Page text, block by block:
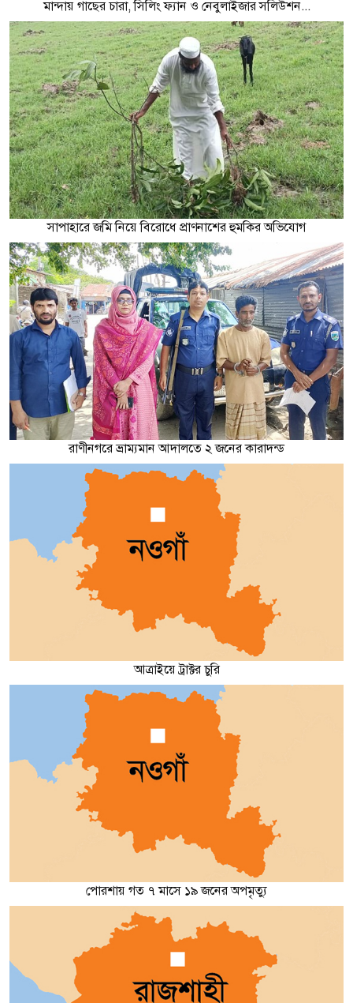
মান্দায় গাছের চারা, সিলিং ফ্যান ও নেবুলাইজার সলিউশন...
সাপাহারে জমি নিয়ে বিরোধে প্রাণনাশের হুমকির অভিযোগ
রাণীনগরে ভ্রাম্যমান আদালতে ২ জনের কারাদন্ড
আত্রাইয়ে ট্রাক্টর চুরি
পোরশায় গত ৭ মাসে ১৯ জনের অপমৃত্যু